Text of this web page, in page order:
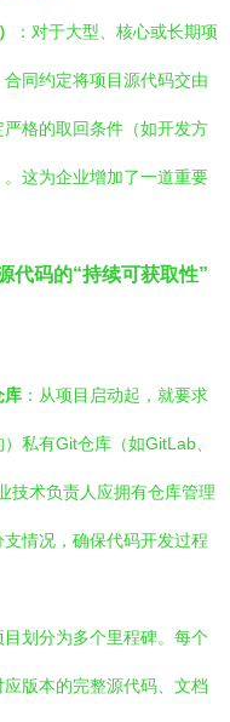
：对于大型、核心或长期项
同约定将项目源代码交由
格的取回条件（如开发方
这为企业增加了一道重要
代码的“持续可获取性”
库 ：从项目启动起，就要求
私有Git仓库（如GitLab、
技术负责人应拥有仓库管理
情况，确保代码开发过程
目划分为多个里程碑。每个
版本的完整源代码、文档